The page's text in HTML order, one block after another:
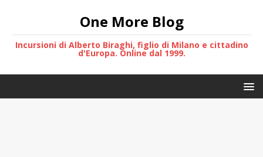
One More Blog
Incursioni di Alberto Biraghi, figlio di Milano e cittadino
d'Europa. Online dal 1999.